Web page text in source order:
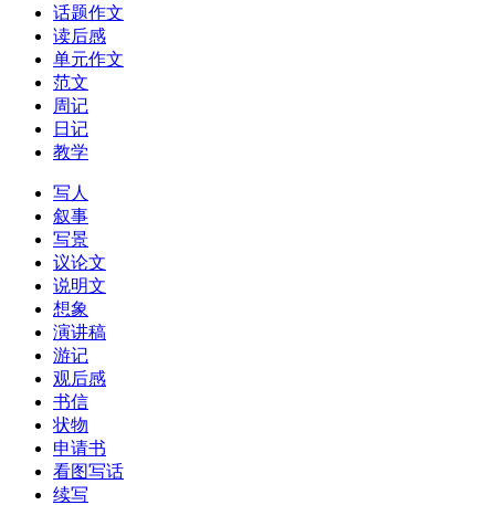
话题作文
读后感
单元作文
范文
周记
日记
教学
写人
叙事
写景
议论文
说明文
想象
演讲稿
游记
观后感
书信
状物
申请书
看图写话
续写